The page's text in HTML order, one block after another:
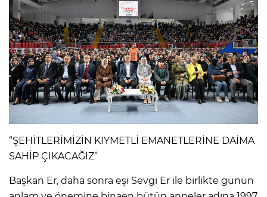
“ŞEHİTLERİMİZİN KIYMETLİ EMANETLERİNE DAİMA
SAHİP ÇIKACAĞIZ”
Başkan Er, daha sonra eşi Sevgi Er ile birlikte günün